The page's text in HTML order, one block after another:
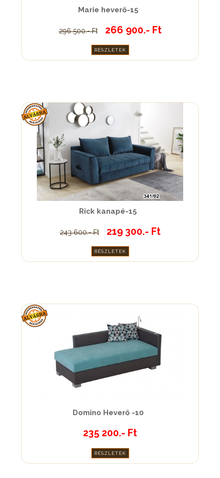
Marie heverő-15
296 500.- Ft 266 900.- Ft
RÉSZLETEK
Rick kanapé-15
243 600.- Ft 219 300.- Ft
RÉSZLETEK
Domino Heverő -10
235 200.- Ft
RÉSZLETEK